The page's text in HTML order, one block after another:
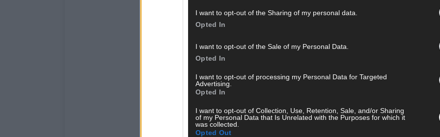
I want to opt-out of the Sharing of my personal data.
Opted In
I want to opt-out of the Sale of my Personal Data.
Opted In
I want to opt-out of processing my Personal Data for Targeted
Advertising.
Opted In
I want to opt-out of Collection, Use, Retention, Sale, and/or Sharing
of my Personal Data that Is Unrelated with the Purposes for which it
was collected.
Opted Out